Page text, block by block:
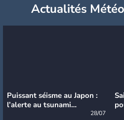
Actualités
Puissant séisme au Japon :
l’alerte au tsunami
28/07